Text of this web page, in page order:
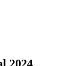
2024